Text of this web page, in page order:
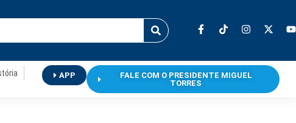
APP
FALE COM O PRESIDENTE MIGUEL
TORRES